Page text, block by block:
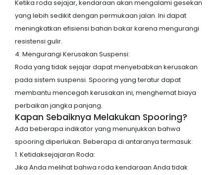
Ketika roda sejajar, kendaraan akan mengalami gesekan
yang lebih sedikit dengan permukaan jalan. Ini dapat
meningkatkan efisiensi bahan bakar karena mengurangi
resistensi gulir.
4. Mengurangi Kerusakan Suspensi:
Roda yang tidak sejajar dapat menyebabkan kerusakan
pada sistem suspensi. Spooring yang teratur dapat
membantu mencegah kerusakan ini, menghemat biaya
perbaikan jangka panjang.
Kapan Sebaiknya Melakukan Spooring?
Ada beberapa indikator yang menunjukkan bahwa
spooring diperlukan. Beberapa di antaranya termasuk:
1. Ketidaksejajaran Roda:
Jika Anda melihat bahwa roda kendaraan Anda tidak